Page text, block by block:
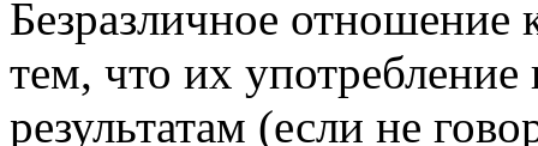
Безразличное отношение
тем, что их
результатам (если не